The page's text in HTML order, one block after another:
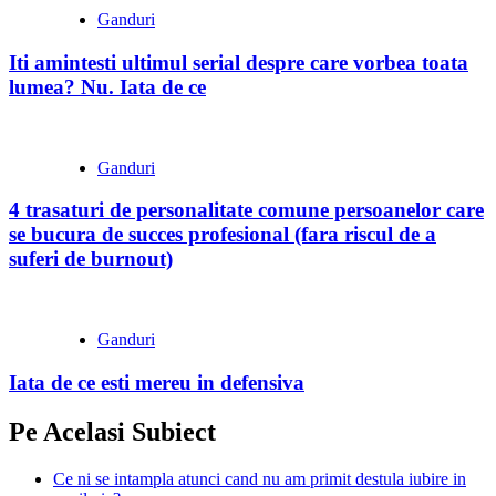
Ganduri
Iti amintesti ultimul serial despre care vorbea toata
lumea? Nu. Iata de ce
Ganduri
4 trasaturi de personalitate comune persoanelor care
se bucura de succes profesional (fara riscul de a
suferi de burnout)
Ganduri
Iata de ce esti mereu in defensiva
Pe Acelasi Subiect
Ce ni se intampla atunci cand nu am primit destula iubire in